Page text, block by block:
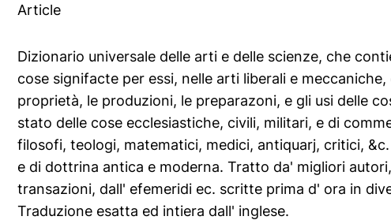
Article
Dizionario universale delle arti e delle scienze, che
cose signifacte per essi, nelle arti liberali e
proprietà, le produzioni, le preparazoni, e gli usi delle
stato delle cose ecclesiastiche, civili, militari, e di
filosofi, teologi, matematici, medici, antiquarj, critici,
e di dottrina antica e moderna. Tratto da' migliori
transazioni, dall' efemeridi ec. scritte prima d' ora in
Traduzione esatta ed intiera dall' inglese.